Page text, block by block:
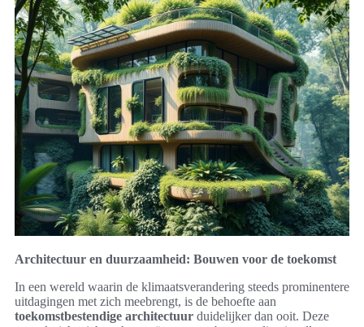
Architectuur en duurzaamheid: Bouwen voor de toekomst
In een wereld waarin de klimaatsverandering steeds prominentere
uitdagingen met zich meebrengt, is de behoefte aan
toekomstbestendige architectuur duidelijker dan ooit. Deze